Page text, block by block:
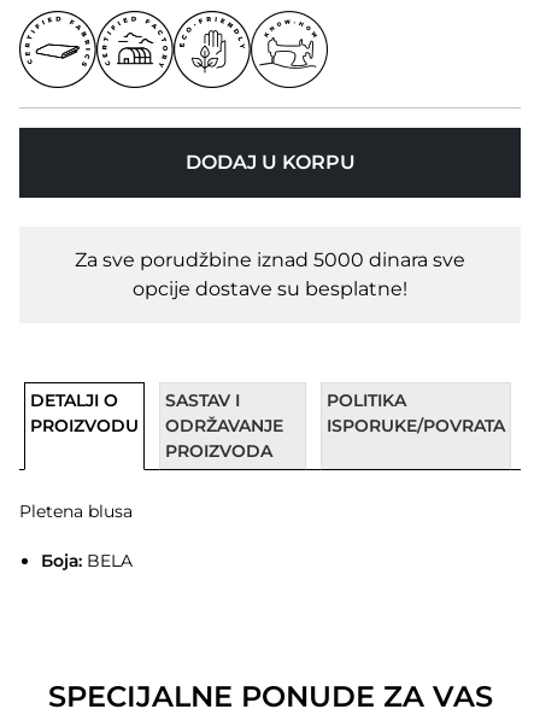
DODAJ U KORPU
Za sve porudžbine iznad 5000 dinara sve
opcije dostave su besplatne!
DETALJI O
PROIZVODU
SASTAV I
ODRŽAVANJE
PROIZVODA
POLITIKA
ISPORUKE/POVRATA
Pletena blusa
Боја:BELA
SPECIJALNE PONUDE ZA VAS